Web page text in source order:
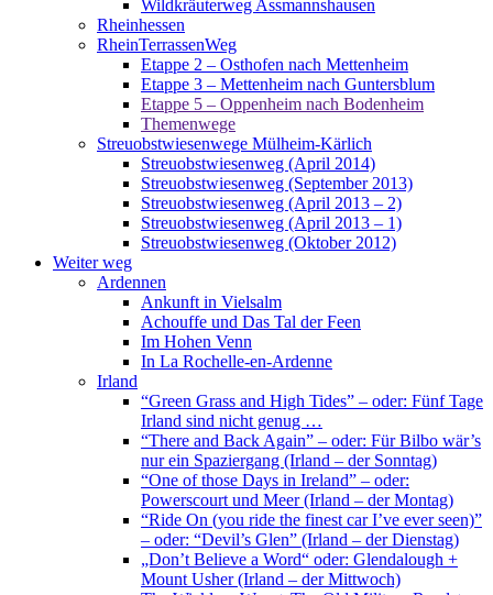
Wildkräuterweg Assmannshausen
Rheinhessen
RheinTerrassenWeg
Etappe 2 – Osthofen nach Mettenheim
Etappe 3 – Mettenheim nach Guntersblum
Etappe 5 – Oppenheim nach Bodenheim
Themenwege
Streuobstwiesenwege Mülheim-Kärlich
Streuobstwiesenweg (April 2014)
Streuobstwiesenweg (September 2013)
Streuobstwiesenweg (April 2013 – 2)
Streuobstwiesenweg (April 2013 – 1)
Streuobstwiesenweg (Oktober 2012)
Weiter weg
Ardennen
Ankunft in Vielsalm
Achouffe und Das Tal der Feen
Im Hohen Venn
In La Rochelle-en-Ardenne
Irland
“Green Grass and High Tides” – oder: Fünf Tage
Irland sind nicht genug …
“There and Back Again” – oder: Für Bilbo wär’s
nur ein Spaziergang (Irland – der Sonntag)
“One of those Days in Ireland” – oder:
Powerscourt und Meer (Irland – der Montag)
“Ride On (you ride the finest car I’ve ever seen)”
– oder: “Devil’s Glen” (Irland – der Dienstag)
„Don’t Believe a Word“ oder: Glendalough +
Mount Usher (Irland – der Mittwoch)